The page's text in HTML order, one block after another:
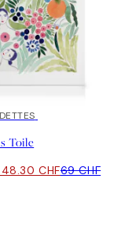
Toile
CHF69 CHF